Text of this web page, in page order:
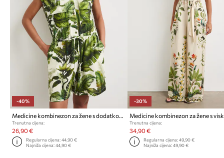
-40%
Medicine kombinezon za žene s dodatkom lana
Trenutna cijena:
26,90 €
Regularna cijena:44,90 €
Najniža cijena:44,90 €
-30%
Medicine kombinezon za žene s
Trenutna cijena:
34,90 €
Regularna cijena: 49,90 €
Najniža cijena: 49,90 €